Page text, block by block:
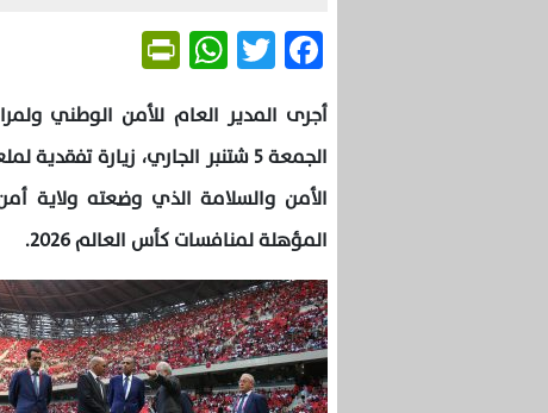
Facebook
Twitter
WhatsApp
أجرى المدير العام للأمن الوطني
الجمعة 5 شتنبر الجاري، زيارة
الأمن والسلامة الذي وضعته ولاية
المؤهلة لمنافسات كأس العالم 2026.